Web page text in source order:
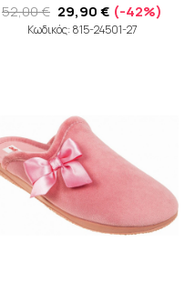
52,00 € 29,90 € (-42%)
Κωδικός: 815-24501-27